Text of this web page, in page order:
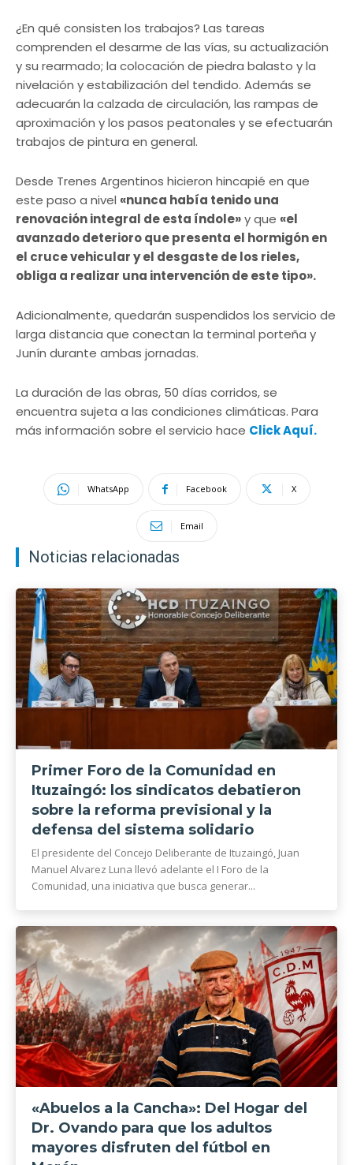
¿En qué consisten los trabajos? Las tareas
comprenden el desarme de las vías, su actualización
y su rearmado; la colocación de piedra balasto y la
nivelación y estabilización del tendido. Además se
adecuarán la calzada de circulación, las rampas de
aproximación y los pasos peatonales y se efectuarán
trabajos de pintura en general.
Desde Trenes Argentinos hicieron hincapié en que
este paso a nivel «nunca había tenido una
renovación integral de esta índole»y que «el
avanzado deterioro que presenta el hormigón en
el cruce vehicular y el desgaste de los rieles,
obliga a realizar una intervención de este tipo».
Adicionalmente, quedarán suspendidos los servicio de
larga distancia que conectan la terminal porteña y
Junín durante ambas jornadas.
La duración de las obras, 50 días corridos, se
encuentra sujeta a las condiciones climáticas. Para
más información sobre el servicio hace Click Aquí.
WhatsApp Facebook X
Email
Noticias relacionadas
Primer Foro de la Comunidad en
Ituzaingó: los sindicatos debatieron
sobre la reforma previsional y la
defensa del sistema solidario
El presidente del Concejo Deliberante de Ituzaingó, Juan
Manuel Alvarez Luna llevó adelante el I Foro de la
Comunidad, una iniciativa que busca generar...
«Abuelos a la Cancha»: Del Hogar del
Dr. Ovando para que los adultos
mayores disfruten del fútbol en